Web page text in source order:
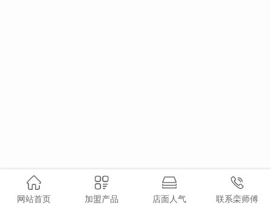
网站首页 加盟产品 店面人气 联系栾师傅